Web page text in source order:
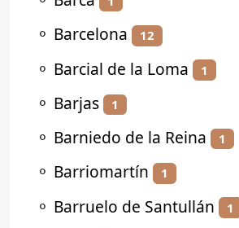
⚬ Barcelona 12
⚬ Barcial de la Loma 1
⚬ Barjas 1
⚬ Barniedo de la Reina 1
⚬ Barriomartín 1
⚬ Barruelo de Santullán 1